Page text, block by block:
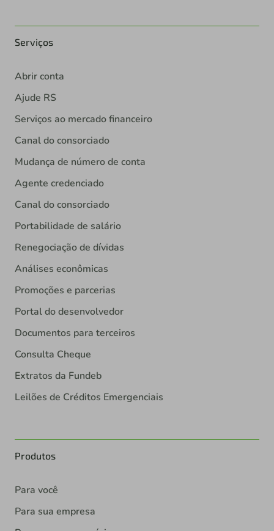
Serviços
Abrir conta
Ajude RS
Serviços ao mercado financeiro
Canal do consorciado
Mudança de número de conta
Agente credenciado
Canal do consorciado
Portabilidade de salário
Renegociação de dívidas
Análises econômicas
Promoções e parcerias
Portal do desenvolvedor
Documentos para terceiros
Consulta Cheque
Extratos da Fundeb
Leilões de Créditos Emergenciais
Produtos
Para você
Para sua empresa